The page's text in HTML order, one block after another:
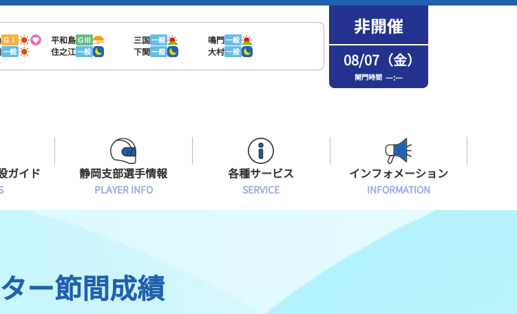
ＧⅠ 平和島 ＧⅢ 三国一般 鳴門一般
一般 住之江一般 下関一般 大村一般 08/07（金）
開門時間 —:—
トデータ
データ
ガイド
場内フリーWi-Fiご案内
ボートレース浜名湖の楽しみ方
オラレ浜松
静岡支部選手情報
PLAYER INFO
選手募集
レーサーズファイル
各種サービス
SERVICE
メンバーズルーム会員
選手応援横断幕について
インフォメーション
INFORMATION
インフォメーション
ー節間成績